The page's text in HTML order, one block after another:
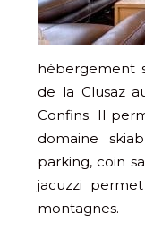
hébergement
de la Clusaz
Confins. Il
domaine
parking, coin
jacuzzi
montagnes.